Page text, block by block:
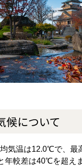
候について
気温は12.0℃で、最
年較差は40℃を超え